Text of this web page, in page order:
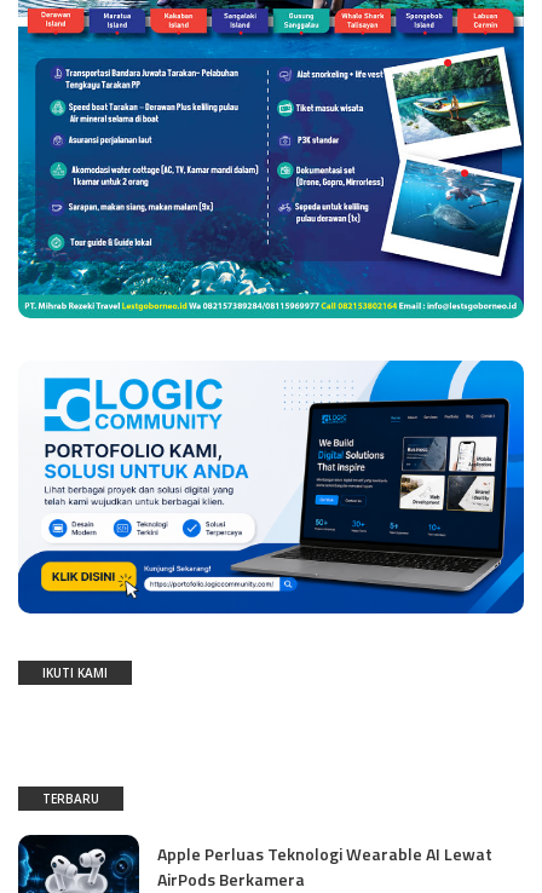
IKUTI KAMI
TERBARU
Apple Perluas Teknologi Wearable AI Lewat
AirPods Berkamera